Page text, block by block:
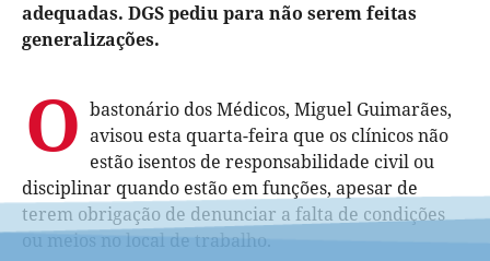
adequadas. DGS pediu para não serem feitas
generalizações.
O bastonário dos Médicos, Miguel Guimarães,
avisou esta quarta-feira que os clínicos não
estão isentos de responsabilidade civil ou
disciplinar quando estão em funções, apesar de
terem obrigação de denunciar a falta de condições
ou meios no local de trabalho.